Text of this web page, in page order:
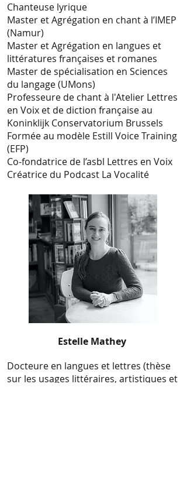
Chanteuse lyrique
Master et Agrégation en chant à l’IMEP
(Namur)
Master et Agrégation en langues et
littératures françaises et romanes
Master de spécialisation en Sciences
du langage (UMons)
Professeure de chant à l'Atelier Lettres
en Voix et de diction française au
Koninklijk Conservatorium Brussels
Formée au modèle Estill Voice Training
(EFP)
Co-fondatrice de l’asbl Lettres en Voix
Créatrice du Podcast La Vocalité
Estelle Mathey
Docteure en langues et lettres (thèse
sur les usages littéraires, artistiques et